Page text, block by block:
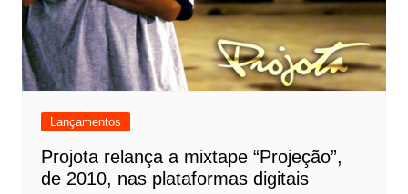
Lançamentos
Projota relança a mixtape “Projeção”,
de 2010, nas plataformas digitais